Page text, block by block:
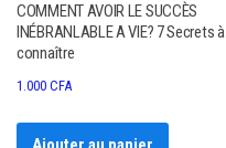
COMMENT AVOIR LE SUCCÈS
INÉBRANLABLE A VIE? 7 Secrets à
connaître
1.000 CFA